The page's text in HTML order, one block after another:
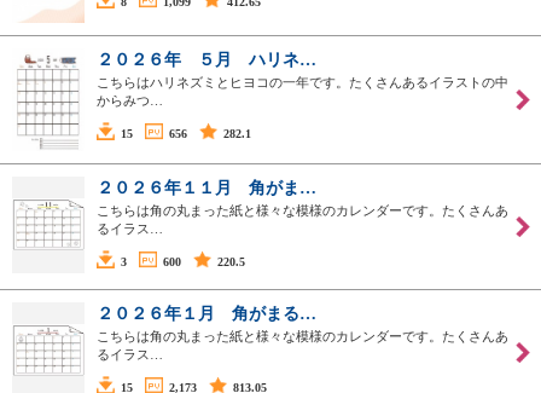
２０２６年 ５月 ハリネ…
こちらはハリネズミとヒヨコの一年です。たくさんあるイラストの中
からみつ…
15 656 282.1
２０２６年１１月 角がま…
こちらは角の丸まった紙と様々な模様のカレンダーです。たくさんあ
るイラス…
3 600 220.5
２０２６年１月 角がまる…
こちらは角の丸まった紙と様々な模様のカレンダーです。たくさんあ
るイラス…
15 2,173 813.05